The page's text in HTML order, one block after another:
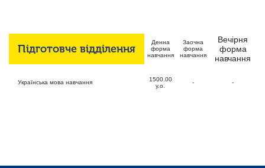
Підготовче відділення
Денна
форма
навчання
Заочна
форма
навчання
Вечірня
форма
навчання
Українська мова навчання
1500.00
у.о.
- -